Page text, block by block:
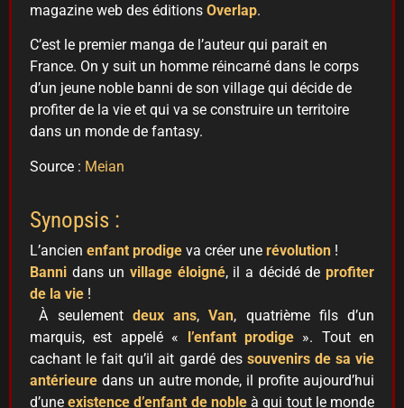
magazine web des éditions Overlap.
C’est le premier manga de l’auteur qui parait en
France. On y suit un homme réincarné dans le corps
d’un jeune noble banni de son village qui décide de
profiter de la vie et qui va se construire un territoire
dans un monde de fantasy.
Source : Meian
Synopsis :
L’ancien enfant prodige va créer une révolution !
Banni dans unvillage éloigné, il a décidé deprofiter
de la vie !
À seulement deux ans,Van, quatrième fils d’un
marquis, est appelé « l’enfant prodige». Tout en
cachant le fait qu’il ait gardé des souvenirs de sa vie
antérieure dans un autre monde, il profite aujourd’hui
d’uneexistence d’enfant de nobleà qui tout le monde